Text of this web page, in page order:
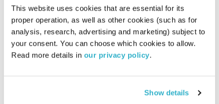
This website uses cookies that are essential for its
proper operation, as well as other cookies (such as for
analysis, research, advertising and marketing) subject to
your consent. You can choose which cookies to allow.
Read more details in our privacy policy.
Show details
כל יום מחדש – 28.8.23 – The Art Of Noise
כל יום מחדש
אמיר פרי
28.08.23
00:59:34
שעה של מוזיקה מעולה לבוקר. כל בוקר – בעריכת ובהגשת אמיר